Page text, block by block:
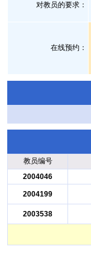
对教员的要求：
在线预约：
教员编号
2004046
2004199
2003538